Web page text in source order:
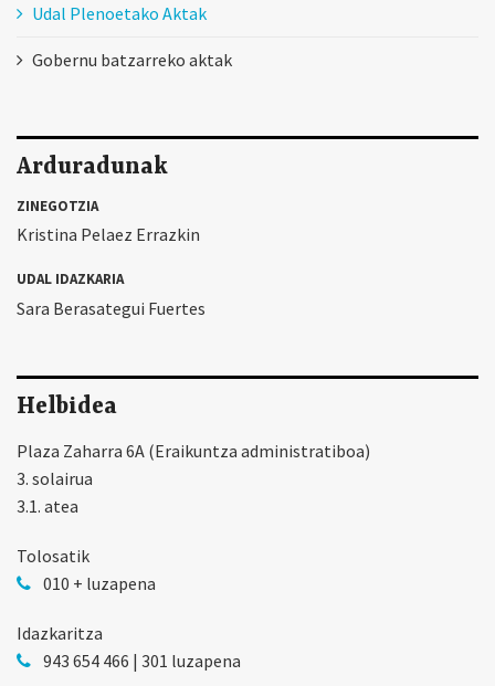
Udal Plenoetako Aktak
Gobernu batzarreko aktak
Arduradunak
ZINEGOTZIA
Kristina Pelaez Errazkin
UDAL IDAZKARIA
Sara Berasategui Fuertes
Helbidea
Plaza Zaharra 6A (Eraikuntza administratiboa)
3. solairua
3.1. atea
Tolosatik
010 + luzapena
Idazkaritza
943 654 466 | 301 luzapena